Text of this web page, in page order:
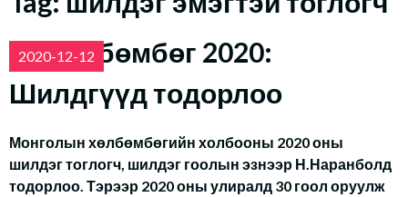
2020-12-12
Алтан бөмбөг 2020:
Шилдгүүд тодорлоо
Монголын хөлбөмбөгийн холбооны 2020 оны
шилдэг тоглогч, шилдэг гоолын эзнээр Н.Наранболд
тодорлоо. Тэрээр 2020 оны улиралд 30 гоол оруулж